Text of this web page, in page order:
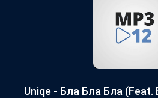
Uniqe - Бла Бла Бла (Feat.